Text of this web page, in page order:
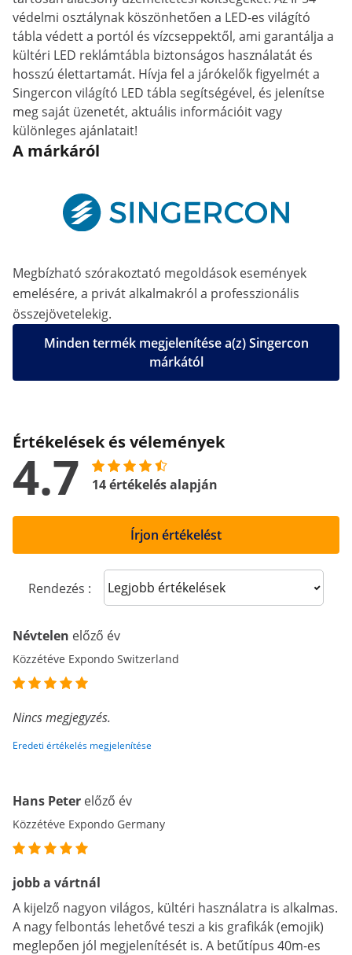
védelmi osztálynak köszönhetően a LED-es világító
tábla védett a portól és vízcseppektől, ami garantálja a
kültéri LED reklámtábla biztonságos használatát és
hosszú élettartamát. Hívja fel a járókelők figyelmét a
Singercon világító LED tábla segítségével, és jelenítse
meg saját üzenetét, aktuális információit vagy
különleges ajánlatait!
A márkáról
Megbízható szórakoztató megoldások események
emelésére, a privát alkalmakról a professzionális
összejövetelekig.
Minden termék megjelenítése a(z) Singercon
márkától
Értékelések és vélemények
4.7 14 értékelés alapján
Írjon értékelést
Rendezés : Sort reviews
Névtelen előző év
Közzétéve Expondo Switzerland
Nincs megjegyzés.
Eredeti értékelés megjelenítése
Hans Peter előző év
Közzétéve Expondo Germany
jobb a vártnál
A kijelző nagyon világos, kültéri használatra is alkalmas.
A nagy felbontás lehetővé teszi a kis grafikák (emojik)
meglepően jól megjelenítését is. A betűtípus 40m-es